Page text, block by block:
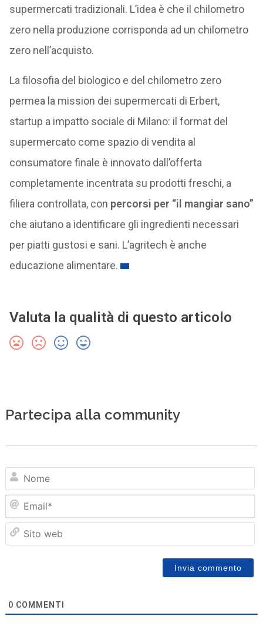
supermercati tradizionali. L’idea è che il chilometro
zero nella produzione corrisponda ad un chilometro
zero nell’acquisto.
La filosofia del biologico e del chilometro zero
permea la mission dei supermercati di Erbert,
startup a impatto sociale di Milano: il format del
supermercato come spazio di vendita al
consumatore finale è innovato dall’offerta
completamente incentrata su prodotti freschi, a
filiera controllata, con percorsi per “il mangiar sano”
che aiutano a identificare gli ingredienti necessari
per piatti gustosi e sani. L’agritech è anche
educazione alimentare.
Valuta la qualità di questo articolo
Partecipa alla community
0 COMMENTI